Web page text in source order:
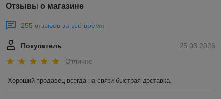
Отзывы о магазине
255 отзывов за всё время
25.03.2026
Покупатель
Отлично
Хороший продавец всегда на связи быстрая доставка.